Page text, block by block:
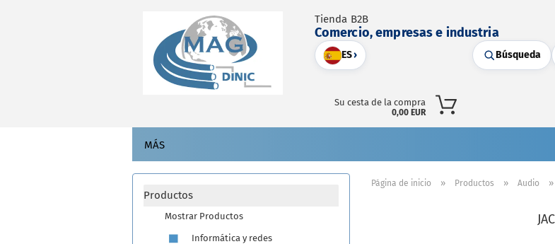
Tienda B2B
Comercio, empresas e industria
ES› Búsqueda
Su cesta de la compra
0,00 EUR
MÁS
Página de inicio » Productos » Audio »
Productos
Mostrar Productos
Informática y redes